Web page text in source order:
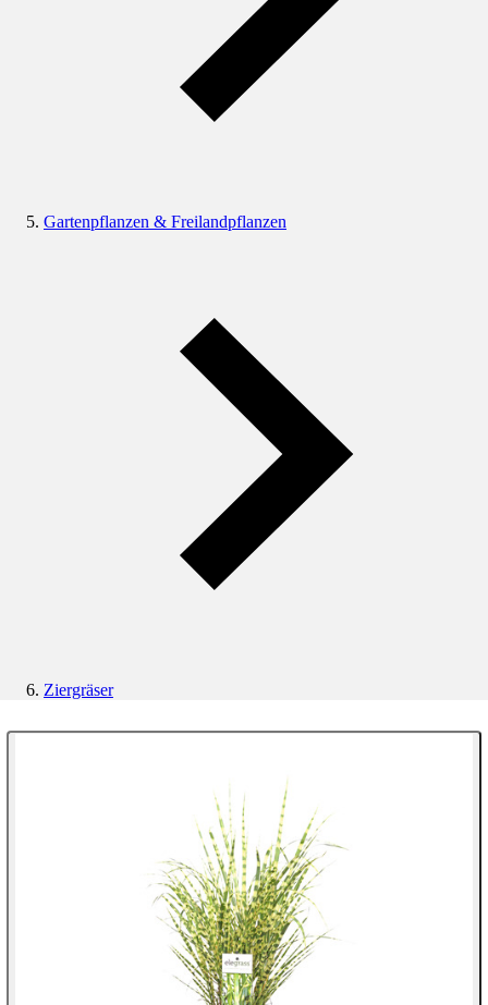
Gartenpflanzen & Freilandpflanzen
Ziergräser